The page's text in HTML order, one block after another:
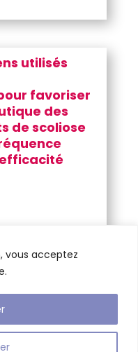
vous acceptez
utilisés
favoriser
des
de scoliose